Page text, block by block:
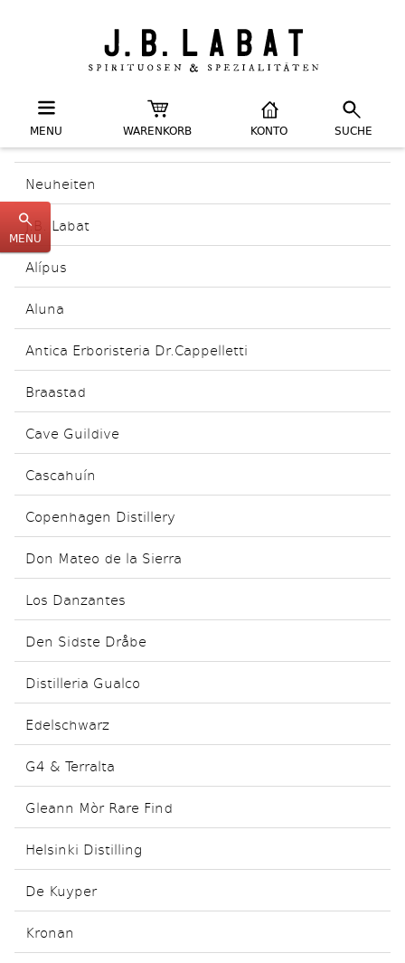
MENU WARENKORB KONTO SUCHE
Neuheiten
J.B. Labat
Alípus
Aluna
Antica Erboristeria Dr.Cappelletti
Braastad
Cave Guildive
Cascahuín
Copenhagen Distillery
Don Mateo de la Sierra
Los Danzantes
Den Sidste Dråbe
Distilleria Gualco
Edelschwarz
G4 & Terralta
Gleann Mòr Rare Find
Helsinki Distilling
De Kuyper
Kronan
MENU